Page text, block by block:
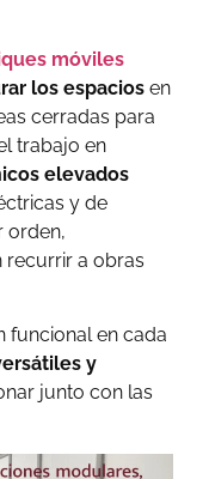
móviles
los espacios en
cerradas para
trabajo en
elevados
y de
orden,
recurrir a obras
funcional en cada
y
junto con las